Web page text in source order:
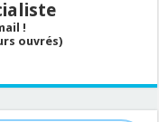
!
ouvrés)